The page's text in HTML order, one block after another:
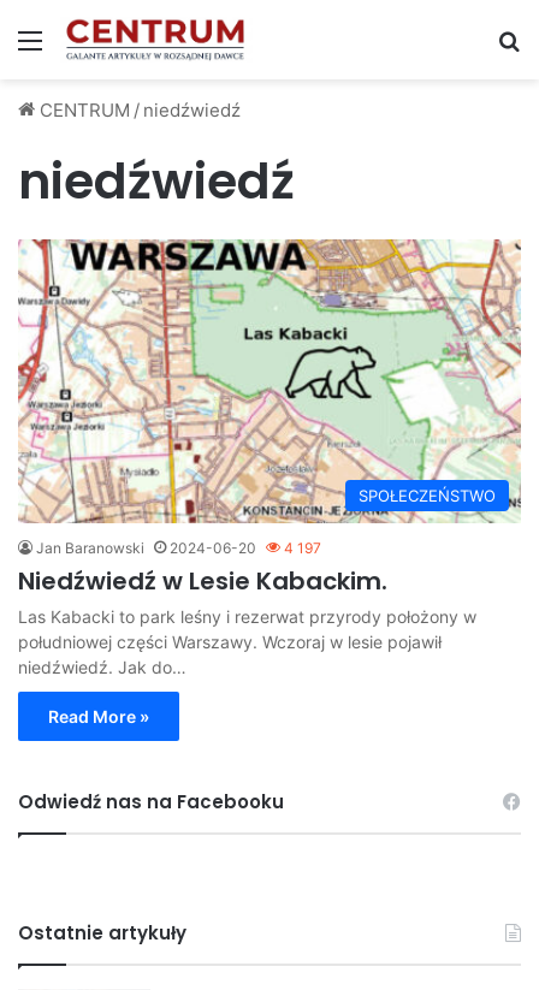
Menu
CENTRUM / niedźwiedź
niedźwiedź
SPOŁECZEŃSTWO
Jan Baranowski 2024-06-20 4 197
Niedźwiedź w Lesie Kabackim.
Las Kabacki to park leśny i rezerwat przyrody położony w
południowej części Warszawy. Wczoraj w lesie pojawił
niedźwiedź. Jak do…
Read More »
Odwiedź nas na Facebooku
Ostatnie artykuły